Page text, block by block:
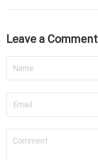
Leave a Comment